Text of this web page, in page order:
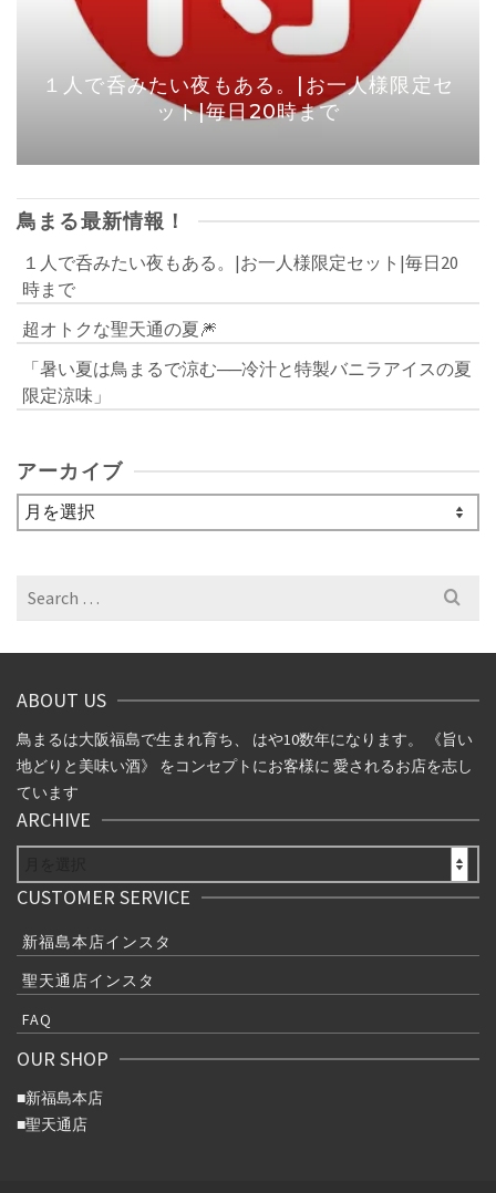
１人で呑みたい夜もある。|お一人様限定セ
ット|毎日20時まで
鳥まる最新情報！
１人で呑みたい夜もある。|お一人様限定セット|毎日20
時まで
超オトクな聖天通の夏🎆
「暑い夏は鳥まるで涼む──冷汁と特製バニラアイスの夏
限定涼味」
アーカイブ
ア
ー
ブ
Search
ABOUT US
鳥まるは大阪福島で生まれ育ち、 はや10数年になります。 《旨い
地どりと美味い酒》 をコンセプトにお客様に 愛されるお店を志し
ています
ARCHIVE
CUSTOMER SERVICE
新福島本店インスタ
聖天通店インスタ
FAQ
OUR SHOP
■新福島本店
■聖天通店